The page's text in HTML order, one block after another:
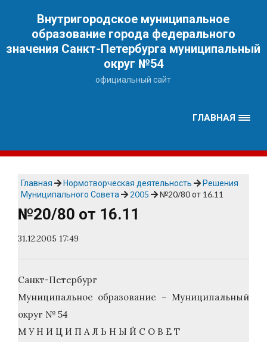
Внутригородское муниципальное
образование города федерального
значения Санкт-Петербурга муниципальный
округ №54
официальный сайт
ГЛАВНАЯ
Главная Нормотворческая деятельность
Решения
Муниципального Совета
2005 №20/80 от 16.11
№20/80 от 16.11
31.12.2005 17:49
Санкт-Петербург
Муниципальное образование – Муниципальный
округ № 54
М У Н И Ц И П А Л Ь Н Ы Й С О В Е Т